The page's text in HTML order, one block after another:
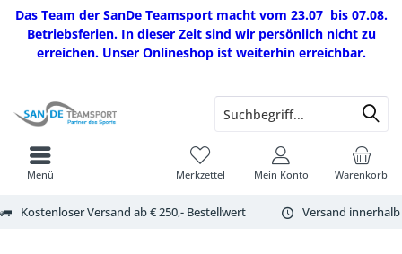
Das Team der SanDe Teamsport macht vom 23.07 bis 07.08.
Betriebsferien. In dieser Zeit sind wir persönlich nicht zu
erreichen. Unser Onlineshop ist weiterhin erreichbar.
Kostenloser Versand ab € 250,- Bestellwert Versand
Warenkorb
Merkzettel Mein Konto
Menü